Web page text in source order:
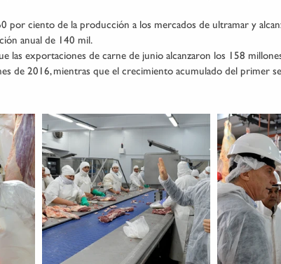
por ciento de la producción a los mercados de ultramar y
anual de 140 mil.
las exportaciones de carne de junio alcanzaron los 158
de 2016, mientras que el crecimiento acumulado del primer